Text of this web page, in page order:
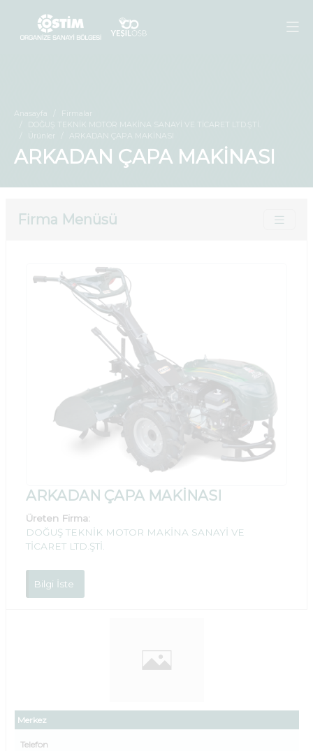
Anasayfa
Firmalar
DOĞUŞ TEKNİK MOTOR MAKİNA SANAYİ VE TİCARET LTD.ŞTİ.
Ürünler
ARKADAN ÇAPA MAKİNASI
ARKADAN ÇAPA MAKİNASI
Firma Menüsü
Merkez
Telefon
ARKADAN ÇAPA MAKİNASI
Üreten Firma:
DOĞUŞ TEKNİK MOTOR MAKİNA SANAYİ VE
TİCARET LTD.ŞTİ.
Bilgi İste